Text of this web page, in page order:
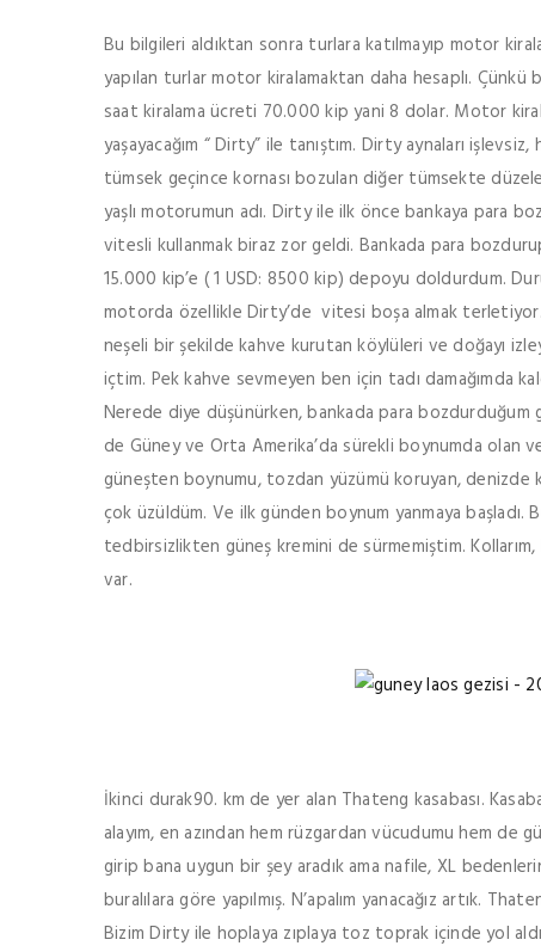
Bu bilgileri aldıktan sonra turlara katılmayıp motor
yapılan turlar motor kiralamaktan daha hesaplı.
saat kiralama ücreti 70.000 kip yani 8 dolar. Motor
yaşayacağım “ Dirty” ile tanıştım. Dirty aynaları
tümsek geçince kornası bozulan diğer tümsekte
yaşlı motorumun adı. Dirty ile ilk önce bankaya para
vitesli kullanmak biraz zor geldi. Bankada para
15.000 kip’e ( 1 USD: 8500 kip) depoyu doldurdum.
motorda özellikle Dirty’de vitesi boşa almak
neşeli bir şekilde kahve kurutan köylüleri ve doğayı
içtim. Pek kahve sevmeyen ben için tadı damağımda
Nerede diye düşünürken, bankada para bozdurduğum
de Güney ve Orta Amerika’da sürekli boynumda olan
güneşten boynumu, tozdan yüzümü koruyan, denizde
çok üzüldüm. Ve ilk günden boynum yanmaya başladı.
tedbirsizlikten güneş kremini de sürmemiştim. Kollarım,
var.
İkinci durak90. km de yer alan Thateng kasabası.
alayım, en azından hem rüzgardan vücudumu hem de
girip bana uygun bir şey aradık ama nafile, XL
buralılara göre yapılmış. N’apalım yanacağız artık.
Bizim Dirty ile hoplaya zıplaya toz toprak içinde yol